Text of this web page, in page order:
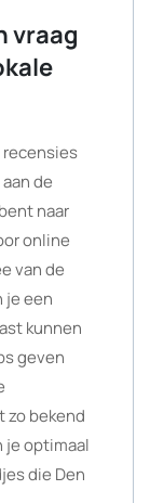
vraag
recensies
de
naar
online
van de
je een
kunnen
geven
bekend
je optimaal
die Den